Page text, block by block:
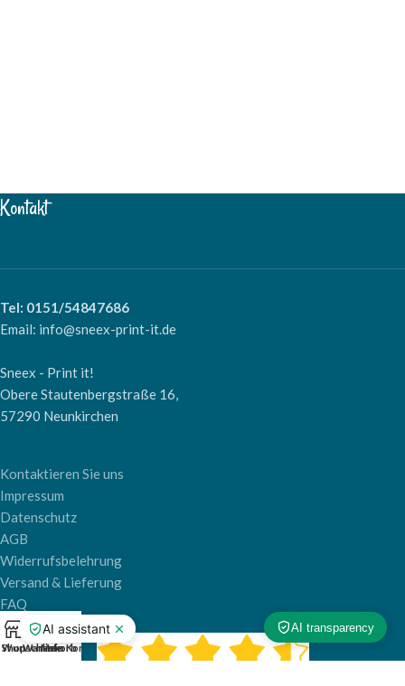
Kontakt
Tel: 0151/54847686
Email: info@sneex-print-it.de
Sneex - Print it!
Obere Stautenbergstraße 16,
57290 Neunkirchen
Kontaktieren Sie uns
Impressum
Datenschutz
AGB
Widerrufsbelehrung
Versand & Lieferung
FAQ
Shop
Wunschliste
0
Warenkorb
Mein Konto